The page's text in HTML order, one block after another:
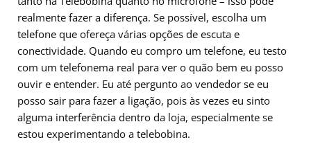
realmente fazer a diferença. Se possível, escolha um
telefone que ofereça várias opções de escuta e
conectividade. Quando eu compro um telefone, eu testo
com um telefonema real para ver o quão bem eu posso
ouvir e entender. Eu até pergunto ao vendedor se eu
posso sair para fazer a ligação, pois às vezes eu sinto
alguma interferência dentro da loja, especialmente se
estou experimentando a telebobina.